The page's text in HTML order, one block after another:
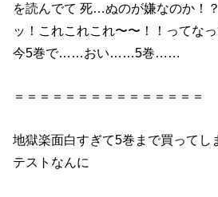
を読んでて 死…ぬのが嫌なのか！
ッ！これこれこれ〜〜！！ってな
今5巻で……おい……5巻……
＝＝＝＝＝＝＝＝＝＝＝＝＝＝＝
地獄楽面白すぎて5巻まで買ってし
テストなんに